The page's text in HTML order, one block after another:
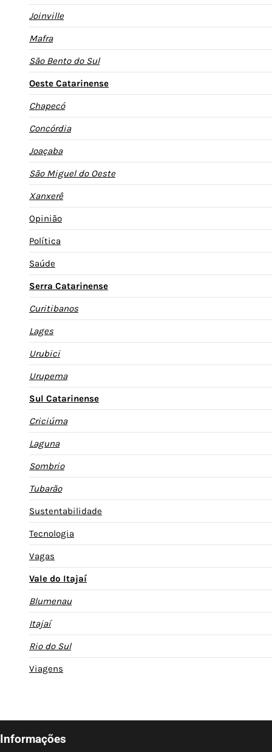
Joinville
Mafra
São Bento do Sul
Oeste Catarinense
Chapecó
Concórdia
Joaçaba
São Miguel do Oeste
Xanxerê
Opinião
Política
Saúde
Serra Catarinense
Curitibanos
Lages
Urubici
Urupema
Sul Catarinense
Criciúma
Laguna
Sombrio
Tubarão
Sustentabilidade
Tecnologia
Vagas
Vale do Itajaí
Blumenau
Itajaí
Rio do Sul
Viagens
Informações